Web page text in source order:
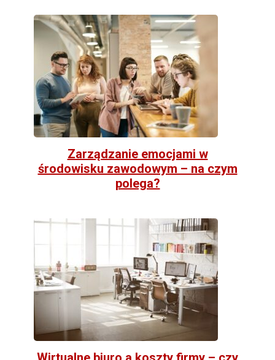
Zarządzanie emocjami w
środowisku zawodowym – na czym
polega?